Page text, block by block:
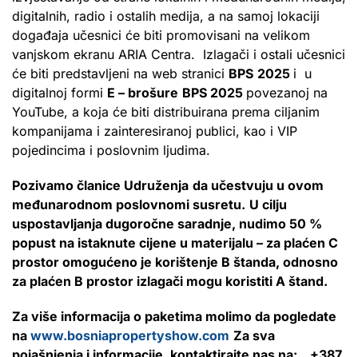
digitalnih, radio i ostalih medija, a na samoj lokaciji
događaja učesnici će biti promovisani na velikom
vanjskom ekranu ARIA Centra. Izlagači i ostali učesnici
će biti predstavljeni na web stranici BPS 2025 i u
digitalnoj formi E – brošure BPS 2025 povezanoj na
YouTube, a koja će biti distribuirana prema ciljanim
kompanijama i zainteresiranoj publici, kao i VIP
pojedincima i poslovnim ljudima.
Pozivamo članice Udruženja da učestvuju u ovom
međunarodnom poslovnomi susretu. U cilju
uspostavljanja dugoročne saradnje, nudimo 50 %
popust na istaknute cijene u materijalu – za plaćen C
prostor omogućeno je korištenje B štanda, odnosno
za plaćen B prostor izlagači mogu koristiti A štand.
Za više informacija o paketima molimo da pogledate
na www.bosniapropertyshow.com Za sva